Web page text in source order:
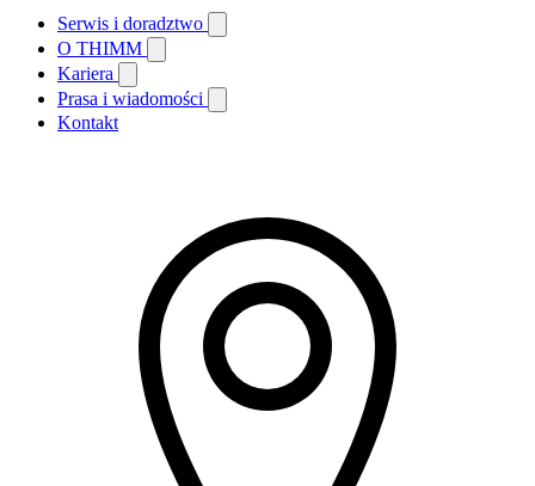
Serwis i doradztwo
O THIMM
Kariera
Prasa i wiadomości
Kontakt